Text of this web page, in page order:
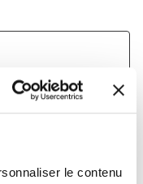
le contenu